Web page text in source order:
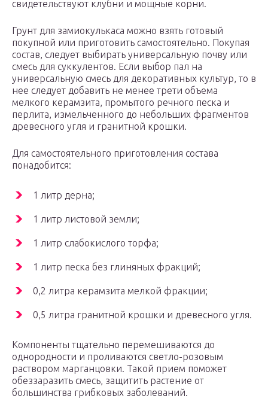
свидетельствуют клубни и мощные корни.
Грунт для замиокулькаса можно взять готовый
покупной или приготовить самостоятельно. Покупая
состав, следует выбирать универсальную почву или
смесь для суккулентов. Если выбор пал на
универсальную смесь для декоративных культур, то в
нее следует добавить не менее трети объема
мелкого керамзита, промытого речного песка и
перлита, измельченного до небольших фрагментов
древесного угля и гранитной крошки.
Для самостоятельного приготовления состава
понадобится:
1 литр дерна;
1 литр листовой земли;
1 литр слабокислого торфа;
1 литр песка без глиняных фракций;
0,2 литра керамзита мелкой фракции;
0,5 литра гранитной крошки и древесного угля.
Компоненты тщательно перемешиваются до
однородности и проливаются светло-розовым
раствором марганцовки. Такой прием поможет
обеззаразить смесь, защитить растение от
большинства грибковых заболеваний.